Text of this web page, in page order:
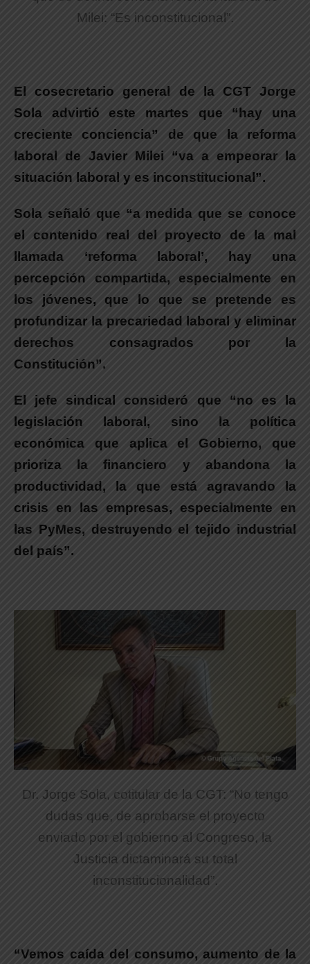
Milei: “Es inconstitucional”.
El cosecretario general de la CGT Jorge
Sola advirtió este martes que “hay una
creciente conciencia” de que la reforma
laboral de Javier Milei “va a empeorar la
situación laboral y es inconstitucional”.
Sola señaló que “a medida que se conoce
el contenido real del proyecto de la mal
llamada ‘reforma laboral’, hay una
percepción compartida, especialmente en
los jóvenes, que lo que se pretende es
profundizar la precariedad laboral y eliminar
derechos consagrados por la
Constitución”.
El jefe sindical consideró que “no es la
legislación laboral, sino la política
económica que aplica el Gobierno, que
prioriza la financiero y abandona la
productividad, la que está agravando la
crisis en las empresas, especialmente en
las PyMes, destruyendo el tejido industrial
del país”.
Dr. Jorge Sola, cotitular de la CGT: “No tengo
dudas que, de aprobarse el proyecto
enviado por el gobierno al Congreso, la
Justicia dictaminará su total
inconstitucionalidad”.
“Vemos caída del consumo, aumento de la